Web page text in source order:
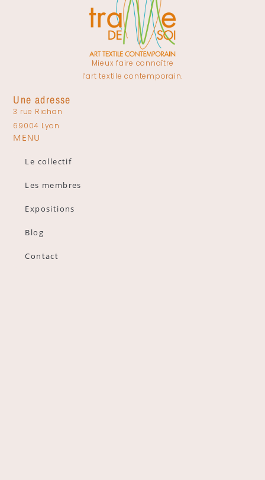
Mieux faire connaître
l’art textile contemporain.
Une adresse
3 rue Richan
69004 Lyon
MENU
Le collectif
Les membres
Expositions
Blog
Contact